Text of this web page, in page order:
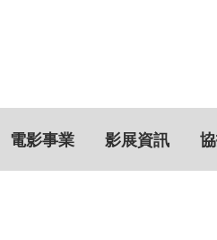
電影事業 影展資訊